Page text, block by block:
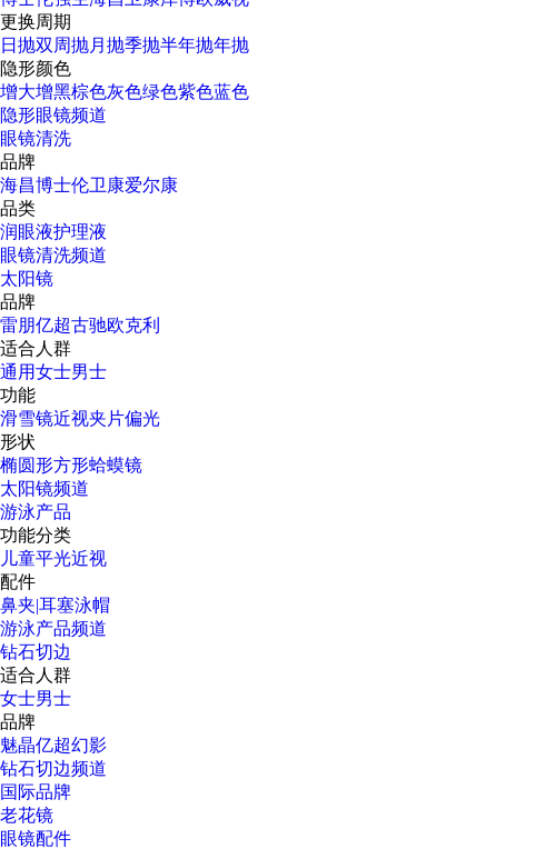
更换周期
日抛双周抛月抛季抛半年抛年抛
隐形颜色
增大增黑棕色灰色绿色紫色蓝色
隐形眼镜频道
眼镜清洗
品牌
海昌博士伦卫康爱尔康
品类
润眼液护理液
眼镜清洗频道
太阳镜
品牌
雷朋亿超古驰欧克利
适合人群
通用女士男士
功能
滑雪镜近视夹片偏光
形状
椭圆形方形蛤蟆镜
太阳镜频道
游泳产品
功能分类
儿童平光近视
配件
鼻夹|耳塞泳帽
游泳产品频道
钻石切边
适合人群
女士男士
品牌
魅晶亿超幻影
钻石切边频道
国际品牌
老花镜
眼镜配件